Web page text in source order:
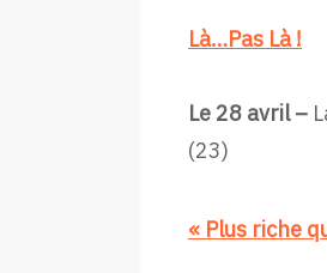
Là…Pas Là !
Le 28 avril –
(23)
« Plus riche